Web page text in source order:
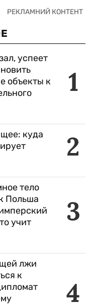
1
успеет
объекты к
2
куда
3
тело
Польша
учит
4
лжи
к